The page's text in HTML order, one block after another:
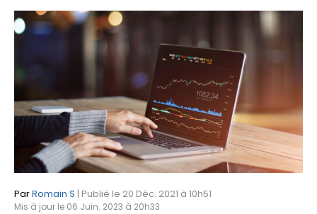
ParRomain S | Publié le 20 Déc. 2021 à 10h51
Mis à jour le 06 Juin. 2023 à 20h33